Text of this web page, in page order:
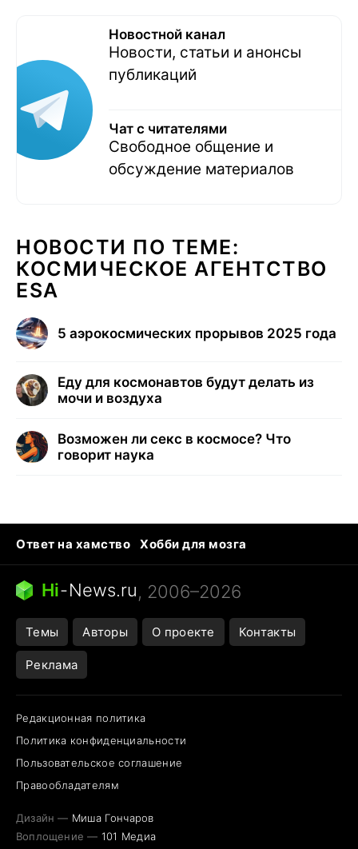
Новостной канал
Новости, статьи и анонсы
публикаций
Чат с читателями
Свободное общение и
обсуждение материалов
НОВОСТИ ПО ТЕМЕ:
КОСМИЧЕСКОЕ АГЕНТСТВО
ESA
5 аэрокосмических прорывов 2025 года
Еду для космонавтов будут делать из
мочи и воздуха
Возможен ли секс в космосе? Что
говорит наука
Ответ на хамство
Хобби для мозга
Бензин 100 и 95
Тунцы в океанариуме
Следующая пандемия
Hi-News.ru, 2006–2026
Темы Авторы О проекте Контакты
Реклама
Редакционная политика
Политика конфиденциальности
Пользовательское соглашение
Правообладателям
Дизайн — Миша Гончаров
Воплощение — 101 Медиа